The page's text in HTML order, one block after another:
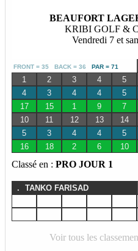
BEAUFORT
KRIBI GOLF &
Vendredi 7 et
FRONT = 35 BACK = 36 PAR = 71
1 2 3 4 5
4
3 4 4 5
17
15 1 9 7
10
11 12 13 14
5
3 4 4 5
16
18 2 6 10
Classé en : PRO JOUR 1
. TANKO FARISAD
Voir tous les